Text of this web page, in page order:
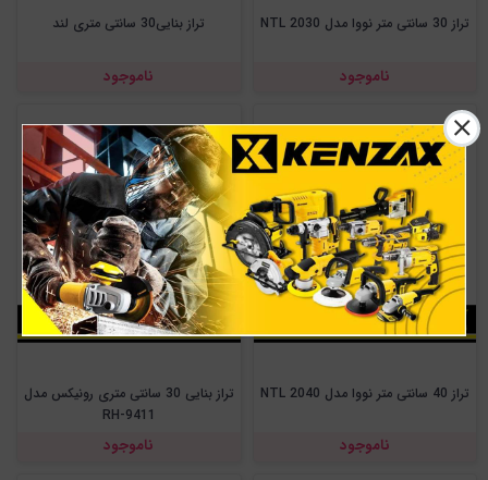
تراز 30 سانتی متر نووا مدل NTL 2030
ناموجود
تراز بنایی30 سانتی متری لند
ناموجود
تراز 40 سانتی متر نووا مدل NTL 2040
ناموجود
تراز بنایی 30 سانتی متری رونیکس مدل
RH-9411
ناموجود